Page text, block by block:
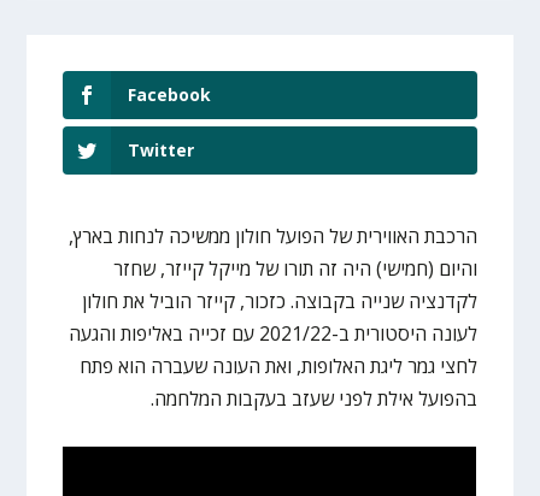
Facebook
Twitter
הרכבת האווירית של הפועל חולון ממשיכה לנחות בארץ,
והיום (חמישי) היה זה תורו של מייקל קייזר, שחזר
לקדנציה שנייה בקבוצה. כזכור, קייזר הוביל את חולון
לעונה היסטורית ב-2021/22 עם זכייה באליפות והגעה
לחצי גמר ליגת האלופות, ואת העונה שעברה הוא פתח
בהפועל אילת לפני שעזב בעקבות המלחמה.